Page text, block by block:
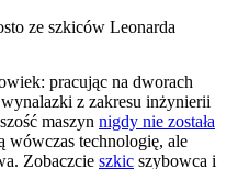
ze szkiców Leonarda
pracując na dworach
z zakresu inżynierii
maszyn nigdy nie została
wówczas technologię, ale
Zobaczcie szkic szybowca i